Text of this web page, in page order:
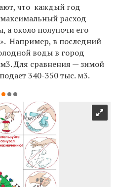
что каждый год
расход
а около полуночи его
Например, в последний
воды в город
м3. Для сравнения — зимой
340-350 тыс. м3.